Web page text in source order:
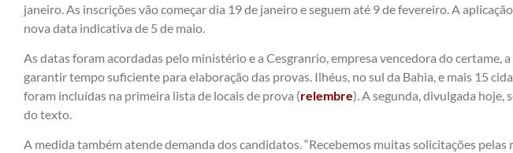
janeiro. As inscrições vão começar dia 19 de janeiro e seguem até 9 de fevereiro. A
nova data indicativa de 5 de maio.
As datas foram acordadas pelo ministério e a Cesgranrio, empresa vencedora do certame,
garantir tempo suficiente para elaboração das provas. Ilhéus, no sul da Bahia, e mais 15
foram incluídas na primeira lista de locais de prova (relembre). A segunda, divulgada hoje,
do texto.
A medida também atende demanda dos candidatos. “Recebemos muitas solicitações pelas